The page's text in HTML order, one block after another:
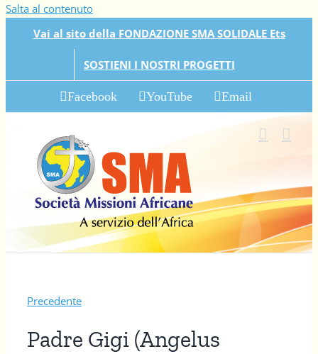
Salta al contenuto
Vai al sito della FONDAZIONE SMA SOLIDALE Ets
SOSTIENI I NOSTRI PROGETTI
Facebook YouTube Email
Precedente
Padre Gigi (Angelus